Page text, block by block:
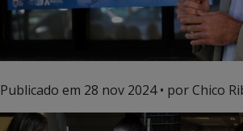
Publicado em 28 nov 2024• por Chico